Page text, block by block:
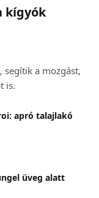
kígyók
a mozgást,
is.
apró talajlakó
üveg alatt